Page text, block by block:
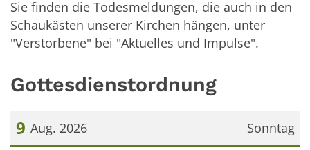
Sie finden die Todesmeldungen, die auch in den
Schaukästen unserer Kirchen hängen, unter
"Verstorbene" bei "Aktuelles und Impulse".
Gottesdienstordnung
Sonntag
9 Aug. 2026